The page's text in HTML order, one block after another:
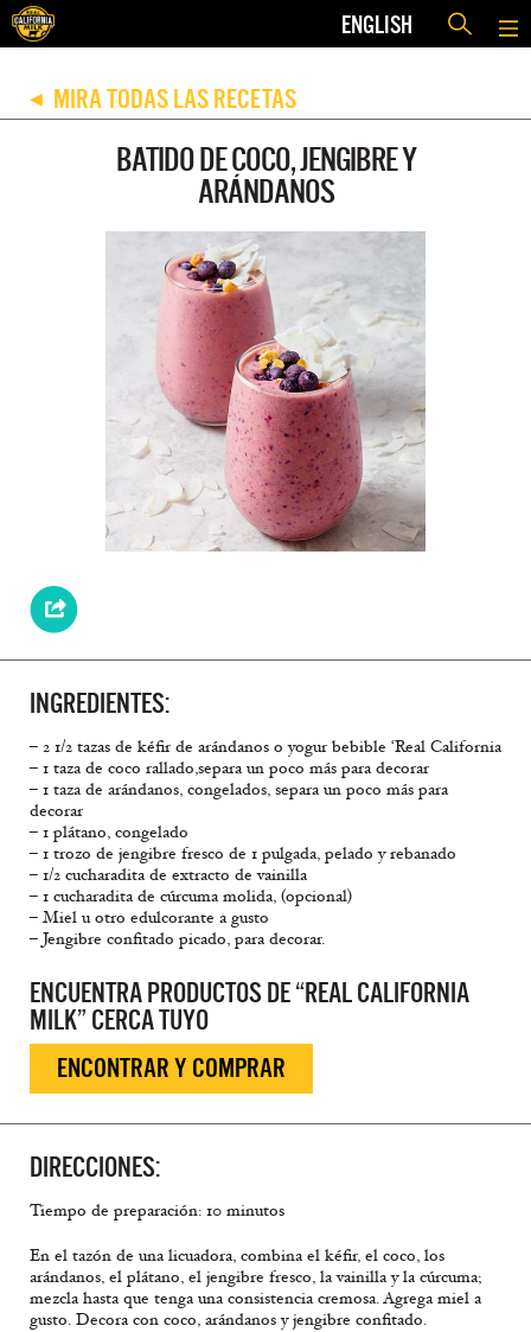
ENGLISH
◀ MIRA TODAS LAS RECETAS
BATIDO DE COCO, JENGIBRE Y
ARÁNDANOS
INGREDIENTES:
– 2 1/2 tazas de kéfir de arándanos o yogur bebible ‘Real California
– 1 taza de coco rallado,separa un poco más para decorar
– 1 taza de arándanos, congelados, separa un poco más para
decorar
– 1 plátano, congelado
– 1 trozo de jengibre fresco de 1 pulgada, pelado y rebanado
– 1/2 cucharadita de extracto de vainilla
– 1 cucharadita de cúrcuma molida, (opcional)
– Miel u otro edulcorante a gusto
– Jengibre confitado picado, para decorar.
ENCUENTRA PRODUCTOS DE “REAL CALIFORNIA
MILK” CERCA TUYO
ENCONTRAR Y COMPRAR
DIRECCIONES:
Tiempo de preparación: 10 minutos
En el tazón de una licuadora, combina el kéfir, el coco, los
arándanos, el plátano, el jengibre fresco, la vainilla y la cúrcuma;
mezcla hasta que tenga una consistencia cremosa. Agrega miel a
gusto. Decora con coco, arándanos y jengibre confitado.